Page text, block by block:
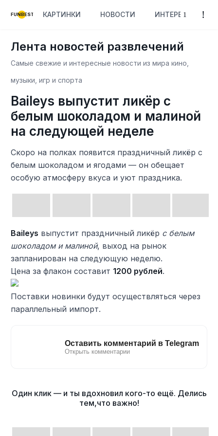
FUNBEST КАРТИНКИ НОВОСТИ ИНТЕРЕСНОЕ
Лента новостей развлечений
Самые свежие и интересные новости из мира кино,
музыки, игр и спорта
Baileys выпустит ликёр с
белым шоколадом и малиной
на следующей неделе
Скоро на полках появится праздничный ликёр с
белым шоколадом и ягодами — он обещает
особую атмосферу вкуса и уют праздника.
Baileys выпустит праздничный ликёр с белым
шоколадом и малиной, выход на рынок
запланирован на следующую неделю.
Цена за флакон составит 1200 рублей.
Поставки новинки будут осуществляться через
параллельный импорт.